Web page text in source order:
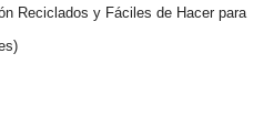
Reciclados y Fáciles de Hacer para